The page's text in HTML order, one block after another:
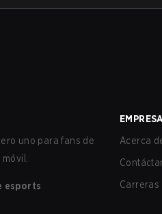
uno para fans de
esports
Acerca
Carreras